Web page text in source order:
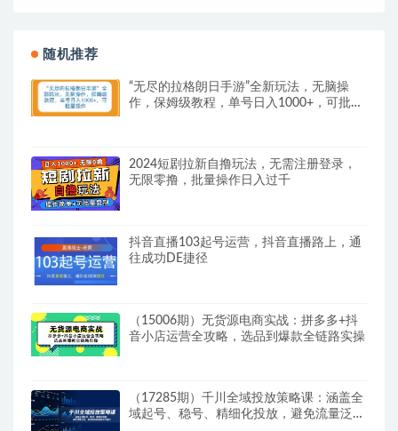
随机推荐
“无尽的拉格朗日手游”全新玩法，无脑操
作，保姆级教程，单号日入1000+，可批量
2024短剧拉新自撸玩法，无需注册登录，
无限零撸，批量操作日入过千
抖音直播103起号运营，抖音直播路上，通
往成功DE捷径
（15006期）无货源电商实战：拼多多+抖
音小店运营全攻略，选品到爆款全链路实操
（17285期）千川全域投放策略课：涵盖全
域起号、稳号、精细化投放，避免流量泛